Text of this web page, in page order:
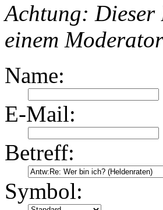
Achtung: Dieser
einem
Name:
E-Mail:
Betreff:
Symbol: